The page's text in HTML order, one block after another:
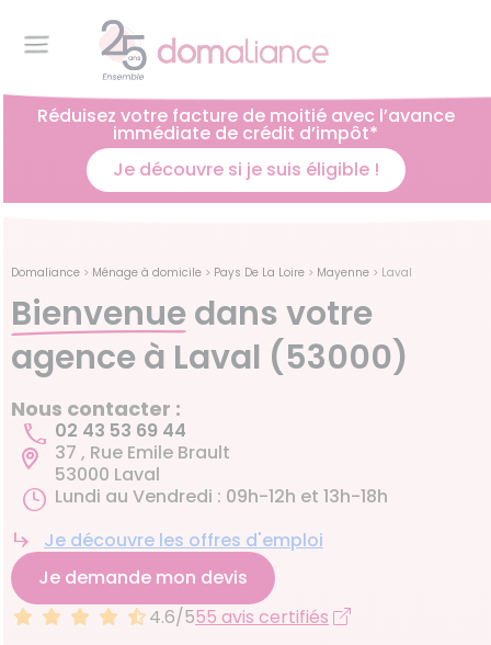
Réduisez votre facture de moitié avec l’avance
immédiate de crédit d’impôt*
Je découvre si je suis éligible !
Domaliance > Ménage à domicile > Pays De La Loire > Mayenne > Laval
Bienvenuedans votre
agence à Laval (53000)
Nous contacter :
02 43 53 69 44
37 , Rue Emile Brault
53000 Laval
Lundi au Vendredi : 09h-12h et 13h-18h
Je découvre les offres d'emploi
Je demande mon devis
4.6/555 avis certifiés